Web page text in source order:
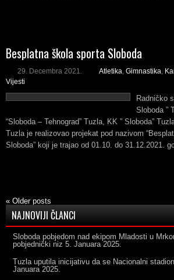
Besplatna škola sporta Sloboda
29. Decembra 2021. Atletika, Gimnastika,
Vijesti
Radničko
Sloboda ”
“Sloboda – Tehnograd” Tuzla, KK ” Sloboda”
Tuzla je realizovao projekat pod nazivom
Sloboda” koji je trajao od 01.10. do 31.12.2021.
« Older posts
NAJNOVIJI ČLANCI
Sloboda pobjedom nad ekipom Mladosti u
pobjednički niz 5. Januara 2025.
Tuzla uputila inicijativu da se Nacionalni
Januara 2025.